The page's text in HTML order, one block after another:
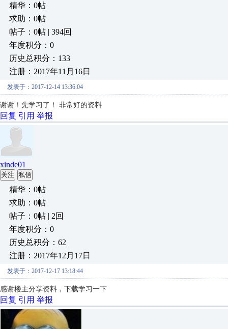
精华：0帖
求助：0帖
帖子：0帖 | 394回
年度积分：0
历史总积分：133
注册：2017年11月16日
发表于：2017-12-14 13:36:04
谢谢！先学习了！ 非常好的资料
回复 引用 举报
xinde01
关注 私信
精华：0帖
求助：0帖
帖子：0帖 | 2回
年度积分：0
历史总积分：62
注册：2017年12月17日
发表于：2017-12-17 13:18:44
感谢楼主分享资料，下载学习一下
回复 引用 举报